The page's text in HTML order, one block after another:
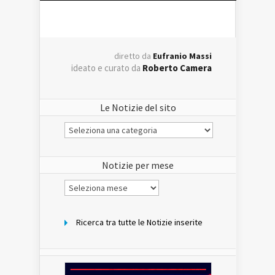
diretto da Eufranio Massi
ideato e curato da Roberto Camera
Le Notizie del sito
Le
Notizie
Notizie per mese
Notizie
per
Ricerca tra tutte le Notizie inserite